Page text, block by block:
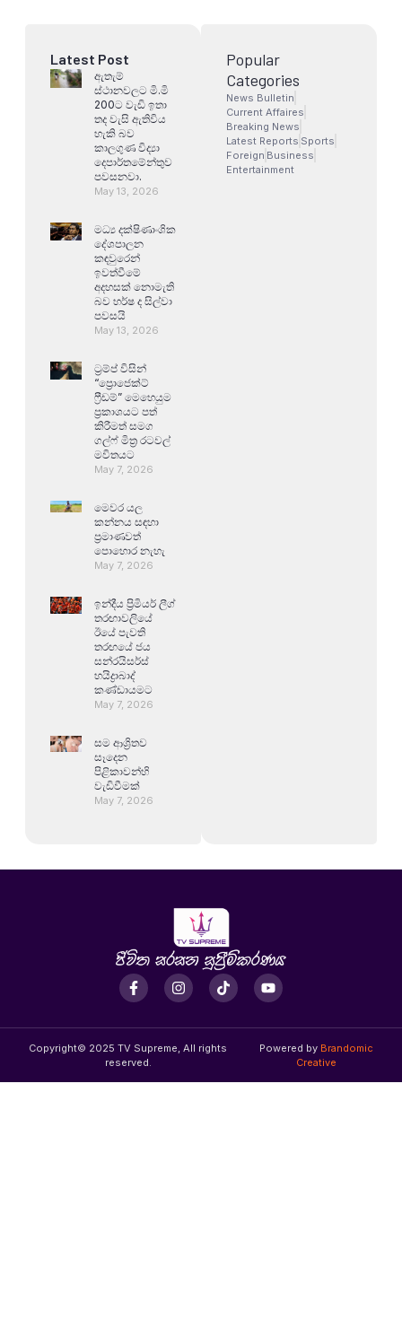
Latest Post
ඇතැම්
ස්ථානවලට මි.මි
200ට වැඩි ඉතා
තද වැසි ඇතිවිය
හැකි බව
කාලගුණ විද්‍යා
දෙපාර්තමේන්තුව
පවසනවා.
May 13, 2026
මධ්‍ය දක්ෂිණාංශික
දේශපාලන
කඳවුරෙන්
ඉවත්වීමේ
අදහසක් නොමැති
බව හර්ෂ ද සිල්වා
පවසයි
May 13, 2026
ට්‍රම්ප් විසින්
“ප්‍රොජෙක්ට්
ෆ්‍රීඩම්” මෙහෙයුම
ප්‍රකාශයට පත්
කිරීමත් සමග
ගල්ෆ් මිත්‍ර රටවල්
මවිතයට
May 7, 2026
මෙවර යල
කන්නය සඳහා
ප්‍රමාණවත්
පොහොර නැහැ
May 7, 2026
ඉන්දීය ප්‍රිමියර් ලීග්
තරඟාවලියේ
ඊයේ පැවති
තරඟයේ ජය
සන්රයිසර්ස්
හයිද්‍රාබාද්
කණ්ඩායමට
May 7, 2026
සම ආශ්‍රිතව
සෑදෙන
පිළිකාවන්හි
වැඩිවීමක්
May 7, 2026
Popular
Categories
News Bulletin
Current Affaires
Breaking News
Latest Reports Sports
Foreign Business
Entertainment
Copyright© 2025 TV Supreme, All rights
reserved.
Powered by Brandomic
Creative